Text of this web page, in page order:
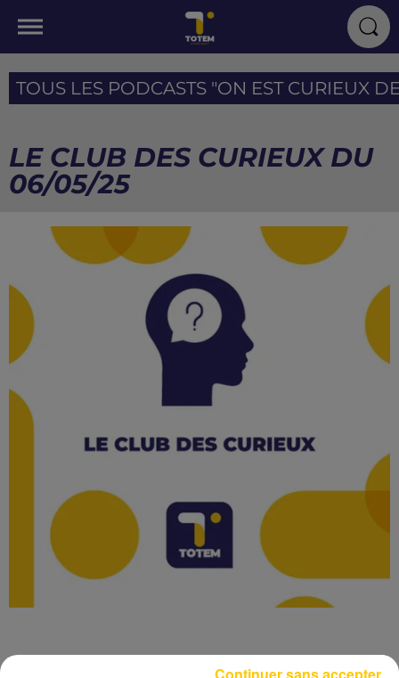
TOUS LES PODCASTS "ON EST CURIEUX
LE CLUB DES CURIEUX DU
06/05/25